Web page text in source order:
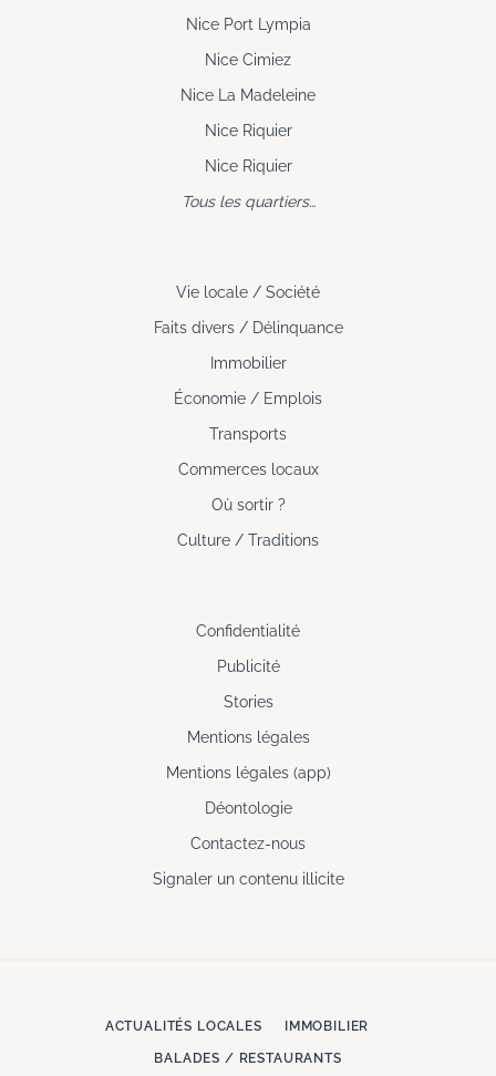
Nice Port Lympia
Nice Cimiez
Nice La Madeleine
Nice Riquier
Nice Riquier
Tous les quartiers…
Vie locale / Société
Faits divers / Délinquance
Immobilier
Économie / Emplois
Transports
Commerces locaux
Où sortir ?
Culture / Traditions
Confidentialité
Publicité
Stories
Mentions légales
Mentions légales (app)
Déontologie
Contactez-nous
Signaler un contenu illicite
ACTUALITÉS LOCALES IMMOBILIER
BALADES / RESTAURANTS